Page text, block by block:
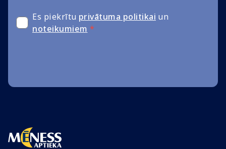
Es piekrītu privātuma politikai un
noteikumiem *